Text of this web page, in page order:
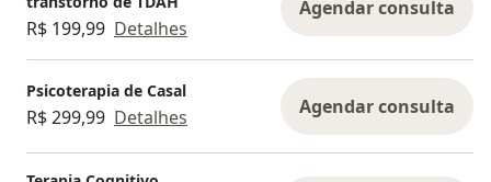
R$ 199,99 Detalhes
Agendar consulta
Psicoterapia de Casal
R$ 299,99 Detalhes Agendar consulta